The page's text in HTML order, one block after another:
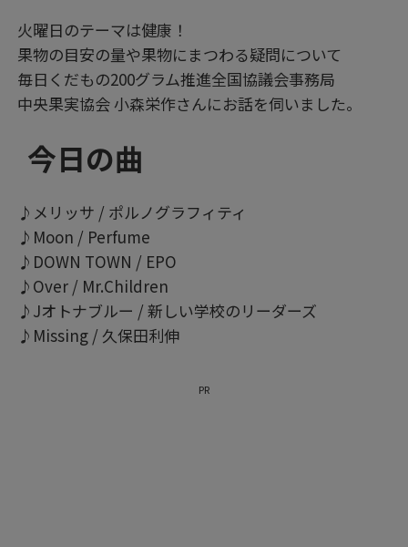
火曜日のテーマは健康！
果物の目安の量や果物にまつわる疑問について
毎日くだもの200グラム推進全国協議会事務局
中央果実協会 小森栄作さんにお話を伺いました。
今日の曲
♪メリッサ / ポルノグラフィティ
♪Moon / Perfume
♪DOWN TOWN / EPO
♪Over / Mr.Children
♪Jオトナブルー / 新しい学校のリーダーズ
♪Missing / 久保田利伸
PR